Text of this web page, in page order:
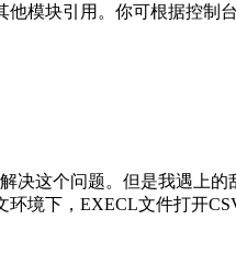
模块引用。你可根据控制
决这个问题。但是我遇上
境下，EXECL文件打开